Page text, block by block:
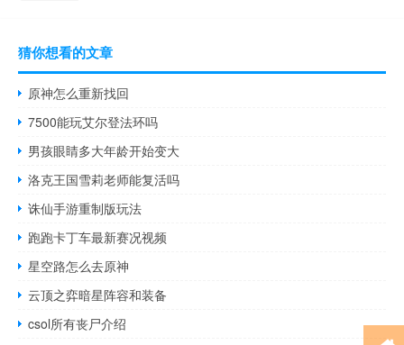
猜你想看的文章
原神怎么重新找回
7500能玩艾尔登法环吗
男孩眼睛多大年龄开始变大
洛克王国雪莉老师能复活吗
诛仙手游重制版玩法
跑跑卡丁车最新赛况视频
星空路怎么去原神
云顶之弈暗星阵容和装备
csol所有丧尸介绍